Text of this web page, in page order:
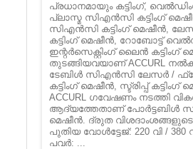
പ്രധാനമായും കട്ടിംഗ്,
പ്ലാസ്മ സിഎൻസി കട്ടിംഗ്
സിഎൻസി കട്ടിംഗ് മെഷീൻ,
കട്ടിംഗ് മെഷീൻ, റോബോട്ട്
ഇന്റർസെക്റ്റിംഗ് ലൈൻ കട്ടിംഗ്
തുടങ്ങിയവയാണ് ACCURL
ടേബിൾ സി‌എൻ‌സി ലേസർ /
കട്ടിംഗ് മെഷീൻ, സ്ട്രിപ്പ് കട്ടിംഗ്
ACCURL ഗവേഷണം നടത്തി
ആദ്യത്തേതാണ് പോർട്ടബിൾ
മെഷീൻ. ദ്രുത
പുതിയ വോൾട്ടേജ്: 220 വി / 380
പവർ: ...